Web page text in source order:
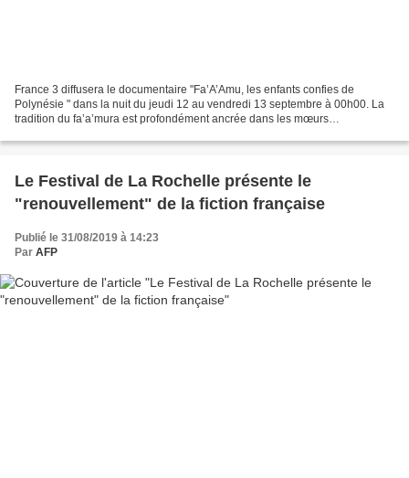
France 3 diffusera le documentaire "Fa’A’Amu, les enfants confies de
Polynésie " dans la nuit du jeudi 12 au vendredi 13 septembre à 00h00. La
tradition du fa’a’mura est profondément ancrée dans les mœurs
Le Festival de La Rochelle présente le
"renouvellement" de la fiction française
Publié le 31/08/2019 à 14:23
Par AFP